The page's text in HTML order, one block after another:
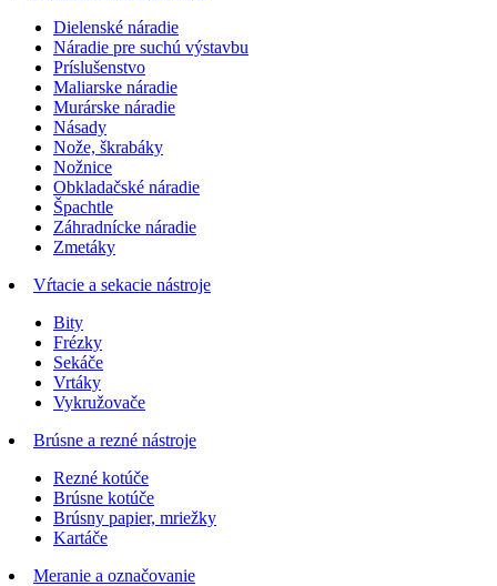
Dielenské náradie
Náradie pre suchú výstavbu
Príslušenstvo
Maliarske náradie
Murárske náradie
Násady
Nože, škrabáky
Nožnice
Obkladačské náradie
Špachtle
Záhradnícke náradie
Zmetáky
Vŕtacie a sekacie nástroje
Bity
Frézky
Sekáče
Vrtáky
Vykružovače
Brúsne a rezné nástroje
Rezné kotúče
Brúsne kotúče
Brúsny papier, mriežky
Kartáče
Meranie a označovanie